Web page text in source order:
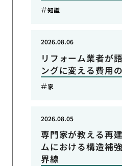
知識
リフォーム業者が
ングに変える費用
2026.08.06
家
専門家が教える再
ムにおける構造補
界線
2026.08.05